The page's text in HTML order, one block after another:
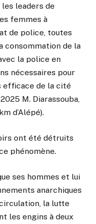
leaders de
femmes à
de police, toutes
consommation de la
la police en
nécessaires pour
efficace de la cité
M. Diarassouba,
d’Alépé).
ont été détruits
phénomène.
ses hommes et lui
anarchiques
la lutte
les engins à deux